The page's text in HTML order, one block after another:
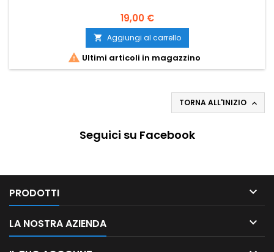
19,00 €
 Aggiungi al carrello
 Ultimi articoli in magazzino
TORNA ALL'INIZIO 
Seguici su Facebook
PRODOTTI 
LA NOSTRA AZIENDA 